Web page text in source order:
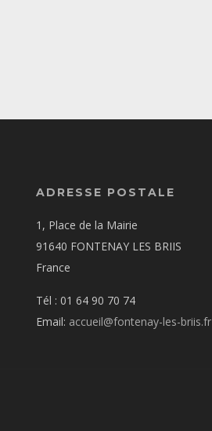
ADRESSE POSTALE
1, Place de la Mairie
91640 FONTENAY LES BRIIS
France
Tél : 01 64 90 70 74
Email: accueil@fontenay-les-briis.fr